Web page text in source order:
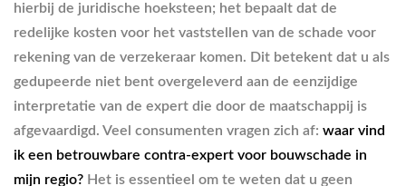
hierbij de juridische hoeksteen; het bepaalt dat de
redelijke kosten voor het vaststellen van de schade voor
rekening van de verzekeraar komen. Dit betekent dat u als
gedupeerde niet bent overgeleverd aan de eenzijdige
interpretatie van de expert die door de maatschappij is
afgevaardigd. Veel consumenten vragen zich af: waar vind
ik een betrouwbare contra-expert voor bouwschade in
mijn regio? Het is essentieel om te weten dat u geen